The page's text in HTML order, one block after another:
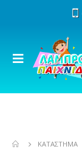
ΚΑΤΆΣΤΗΜΑ